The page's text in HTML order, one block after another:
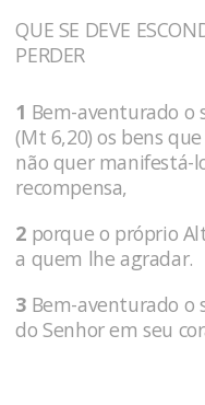
QUE SE DEVE
PERDER
1 Bem-aventurado o
(Mt 6,20) os bens
não quer manifestá-
recompensa,
2 porque o próprio
a quem lhe agradar.
3 Bem-aventurado o
do Senhor em seu